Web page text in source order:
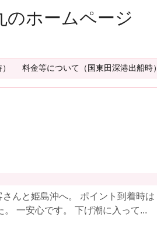
ホームページ
料金等について（国東田深港出船時）
んと姫島沖へ。 ポイント到着時は
。 一安心です。 下げ潮に入って...